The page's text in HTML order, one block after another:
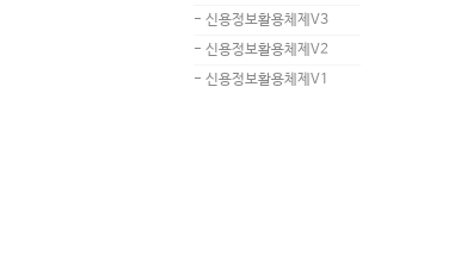
- 신용정보활용체제V3
- 신용정보활용체제V2
- 신용정보활용체제V1